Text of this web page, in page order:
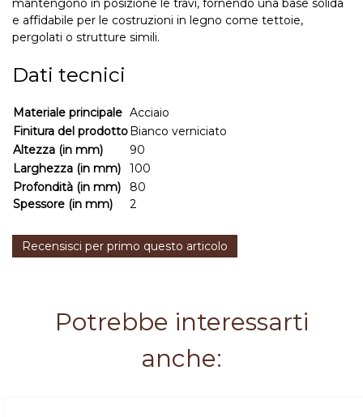
mantengono in posizione le travi, fornendo una base solida
e affidabile per le costruzioni in legno come tettoie,
pergolati o strutture simili.
Dati tecnici
Materiale principale Acciaio
Finitura del prodottoBianco verniciato
Altezza (in mm)
90
Larghezza (in mm)
100
Profondità (in mm)
Spessore (in mm)
80
2
Recensisci per primo questo articolo
Potrebbe interessarti
anche: